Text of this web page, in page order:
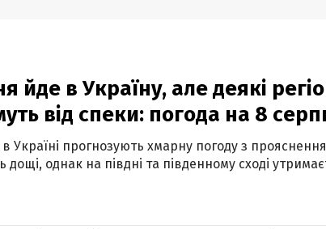
йде в Україну, але деякі
від спеки: погода на 8
Україні прогнозують хмарну погоду з
однак на півдні та південному сході